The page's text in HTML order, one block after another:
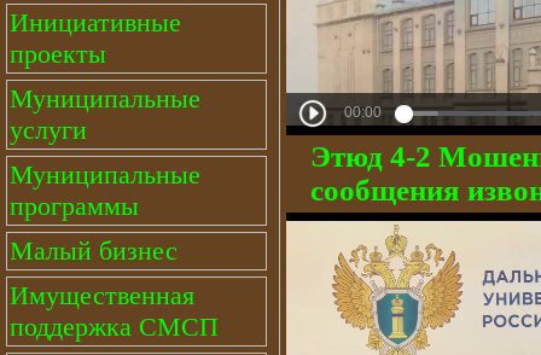
Инициативные
проекты
Муниципальные
услуги
Муниципальные
программы
Малый бизнес
Имущественная
поддержка СМСП
Этюд 4-2
сообщения